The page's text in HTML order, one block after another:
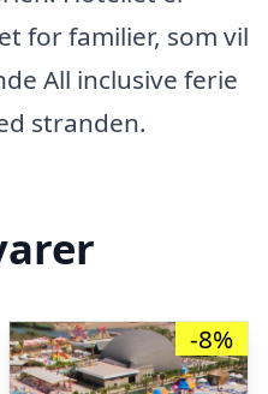
for familier, som vil
All inclusive ferie
stranden.
-8%